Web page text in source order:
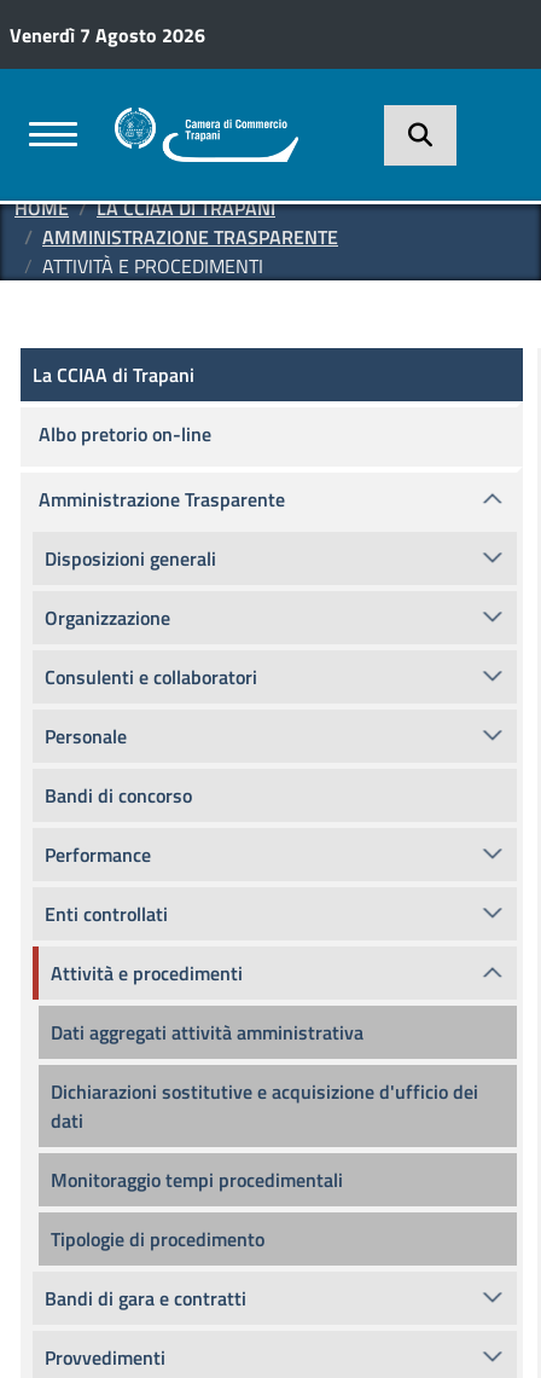
Venerdì 7 Agosto 2026
HOME
LA CCIAA DI TRAPANI
AMMINISTRAZIONE TRASPARENTE
ATTIVITÀ E PROCEDIMENTI
Amministrazione Trasparente
La CCIAA di Trapani
La CCIAA di Trapani
Albo pretorio on-line
Amministrazione Trasparente
Disposizioni generali
Organizzazione
Consulenti e collaboratori
Personale
Bandi di concorso
Performance
Enti controllati
Attività e procedimenti
Dati aggregati attività amministrativa
Dichiarazioni sostitutive e acquisizione d'ufficio dei
dati
Monitoraggio tempi procedimentali
Tipologie di procedimento
Bandi di gara e contratti
Provvedimenti